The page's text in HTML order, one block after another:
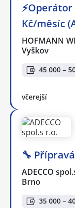
Kč/měsíc
HOFMANN
Vyškov
45 000 –
včerejší
🔧
ADECCO
Brno
35 000 –